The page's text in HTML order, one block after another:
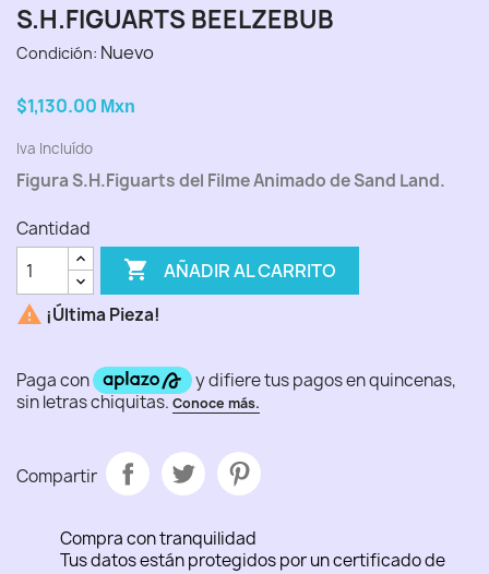
S.H.FIGUARTS BEELZEBUB
Condición: Nuevo
$1,130.00 Mxn
Iva Incluído
Figura S.H.Figuarts del Filme Animado de Sand Land.
Cantidad
 AÑADIR AL CARRITO
 ¡Última Pieza!
Compartir
Compra con tranquilidad
Tus datos están protegidos por un certificado de